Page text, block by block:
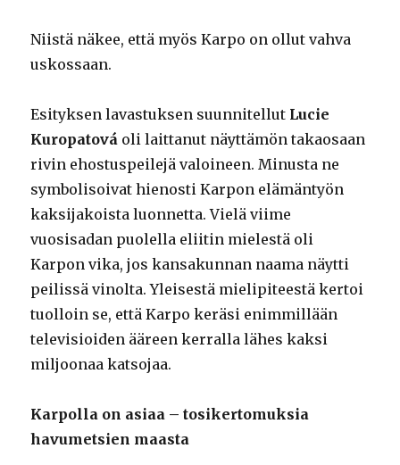
Niistä näkee, että myös Karpo on ollut vahva
uskossaan.
Esityksen lavastuksen suunnitellut Lucie
Kuropatová oli laittanut näyttämön takaosaan
rivin ehostuspeilejä valoineen. Minusta ne
symbolisoivat hienosti Karpon elämäntyön
kaksijakoista luonnetta. Vielä viime
vuosisadan puolella eliitin mielestä oli
Karpon vika, jos kansakunnan naama näytti
peilissä vinolta. Yleisestä mielipiteestä kertoi
tuolloin se, että Karpo keräsi enimmillään
televisioiden ääreen kerralla lähes kaksi
miljoonaa katsojaa.
Karpolla on asiaa – tosikertomuksia
havumetsien maasta